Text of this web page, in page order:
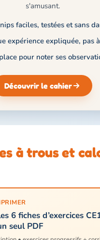
s'amusant.
faciles, testées et sans
expérience expliquée, pas
pour noter ses
Découvrir le cahier
à trous et
6 fiches d’exercices
seul PDF